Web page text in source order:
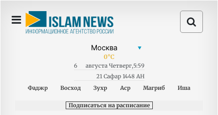
0°C
6 августа Четверг,5:59
21 Сафар 1448 AH
Фаджр
Восход Зухр Аср Магриб Иша
Подписаться на расписание